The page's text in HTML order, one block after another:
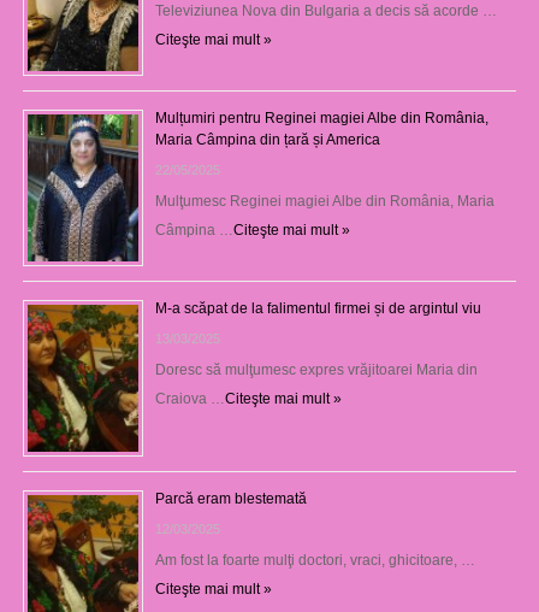
Televiziunea Nova din Bulgaria a decis să acorde …
Citeşte mai mult »
Mulțumiri pentru Reginei magiei Albe din România,
Maria Câmpina din țară și America
22/05/2025
Mulţumesc Reginei magiei Albe din România, Maria
Câmpina … Citeşte mai mult »
M-a scăpat de la falimentul firmei și de argintul viu
13/03/2025
Doresc să mulţumesc expres vrăjitoarei Maria din
Craiova … Citeşte mai mult »
Parcă eram blestemată
12/03/2025
Am fost la foarte mulţi doctori, vraci, ghicitoare, …
Citeşte mai mult »